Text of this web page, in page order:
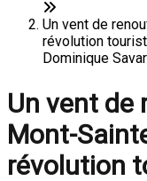
Un vent de
révolution
Dominique
Un vent de
Mont-
révolution